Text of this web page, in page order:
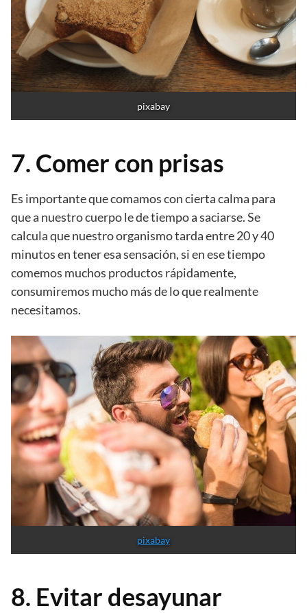
pixabay
7. Comer con prisas
Es importante que comamos con cierta calma para
que a nuestro cuerpo le de tiempo a saciarse. Se
calcula que nuestro organismo tarda entre 20 y 40
minutos en tener esa sensación, si en ese tiempo
comemos muchos productos rápidamente,
consumiremos mucho más de lo que realmente
necesitamos.
pixabay
8. Evitar desayunar